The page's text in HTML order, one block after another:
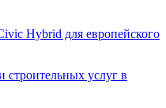
Hybrid для европейского
строительных услуг в